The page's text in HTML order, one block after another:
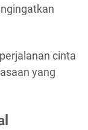
cinta
yang